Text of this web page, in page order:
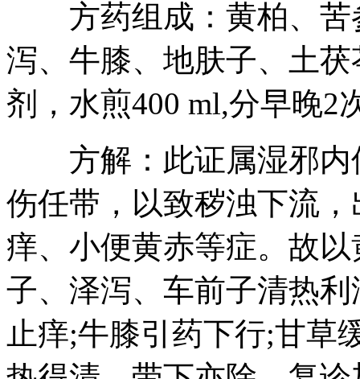
方药组成：黄柏、苦
泻、牛膝、地肤子、土
剂，水煎400 ml,分早晚2
方解：此证属湿邪内
伤任带，以致秽浊下流
痒、小便黄赤等症。故
子、泽泻、车前子清热
止痒;牛膝引药下行;甘草